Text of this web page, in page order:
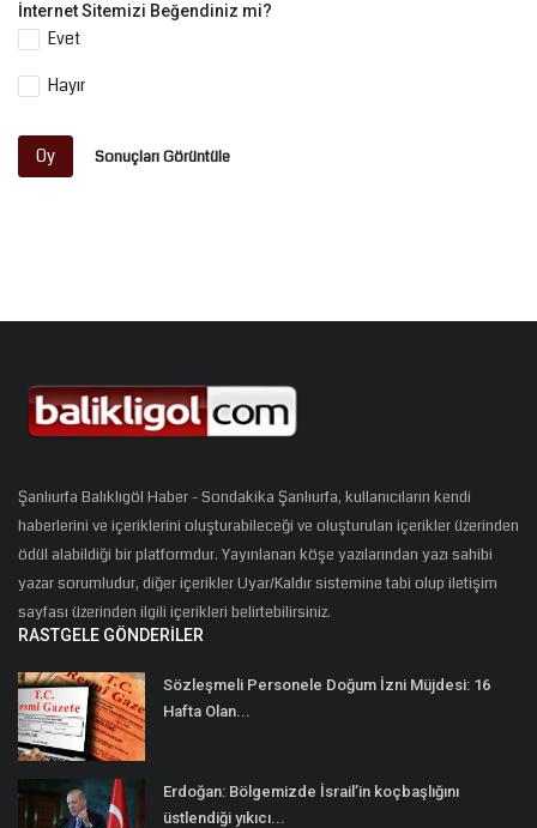
İnternet Sitemizi Beğendiniz mi?
Evet
Hayır
Oy Sonuçları Görüntüle
Şanlıurfa Balıklıgöl Haber - Sondakika Şanlıurfa, kullanıcıların kendi
haberlerini ve içeriklerini oluşturabileceği ve oluşturulan içerikler üzerinden
ödül alabildiği bir platformdur. Yayınlanan köşe yazılarından yazı sahibi
yazar sorumludur, diğer içerikler Uyar/Kaldır sistemine tabi olup iletişim
sayfası üzerinden ilgili içerikleri belirtebilirsiniz.
RASTGELE GÖNDERILER
Sözleşmeli Personele Doğum İzni Müjdesi: 16
Hafta Olan...
Erdoğan: Bölgemizde İsrail’in koçbaşlığını
üstlendiği yıkıcı...